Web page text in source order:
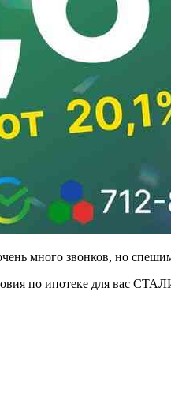
много звонков, но
по ипотеке для вас